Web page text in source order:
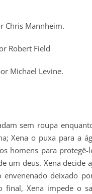
Chris Mannheim.
Robert Field
Michael Levine.
sem roupa
Xena o puxa para a
homens para
um deus. Xena decide
envenenado deixado
final, Xena impede o